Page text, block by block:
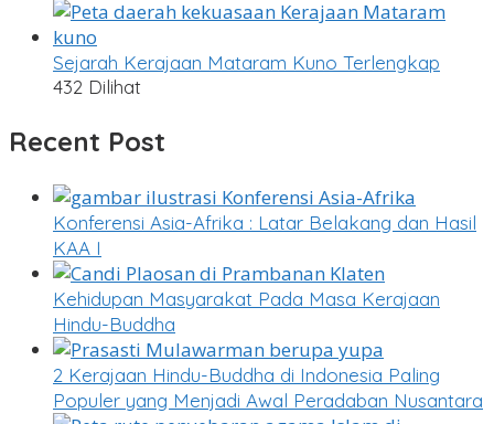
Sejarah Kerajaan Mataram Kuno Terlengkap
432 Dilihat
Recent Post
Konferensi Asia-Afrika : Latar Belakang dan Hasil
KAA I
Kehidupan Masyarakat Pada Masa Kerajaan
Hindu-Buddha
2 Kerajaan Hindu-Buddha di Indonesia Paling
Populer yang Menjadi Awal Peradaban Nusantara